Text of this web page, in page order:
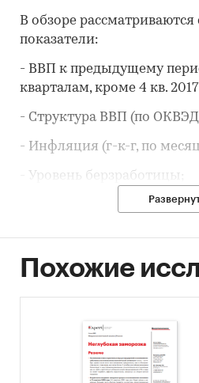
В обзоре
показатели:
- ВВП к предыдущему
кварталам, кроме 4 кв.
- Структура ВВП (по
- Инфляция (г-к-г, по
- Уровень берзработицы;
- Динамика цен на нефть
- Внешнеторговый оборот
- Реальные
- Реальная зарплата;
- Индекс потребительской
- Индекс
Похожие